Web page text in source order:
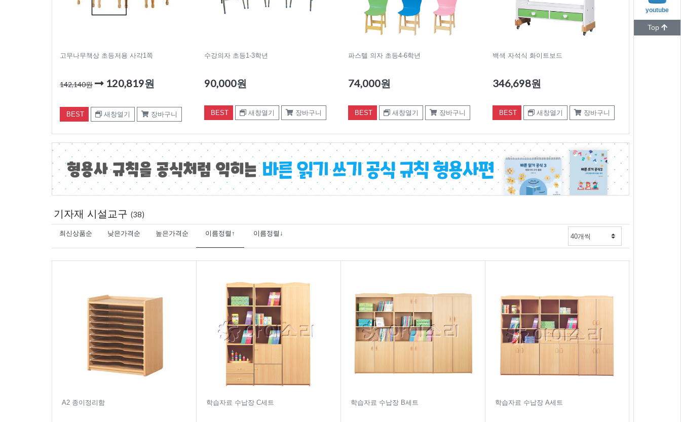
youtube
Top
고무나무책상 초등저용 사각1쪽
142,140원 120,819원
BEST 새창열기 장바구니
수강의자 초등1-3학년
90,000원
BEST 새창열기 장바구니
파스텔 의자 초등4-6학년
74,000원
BEST 새창열기 장바구니
백색 자석식 화이트보드
346,698원
BEST 새창열기 장바구니
기자재 시설교구 (38)
최신상품순 낮은가격순 높은가격순 이름정렬↑ 이름정렬↓
A2 종이정리함 학습자료 수납장 C세트 학습자료 수납장 B세트 학습자료 수납장 A세트